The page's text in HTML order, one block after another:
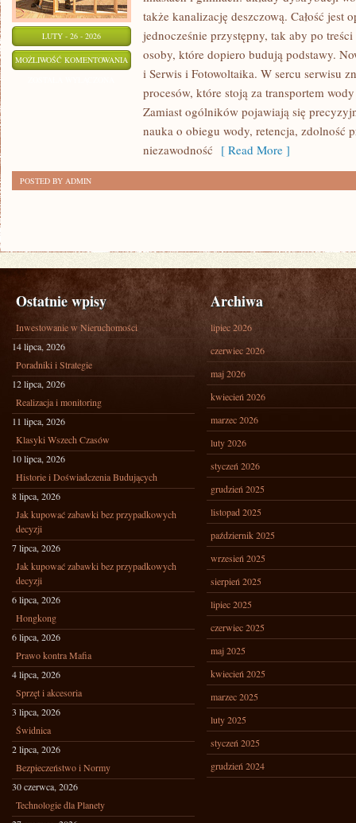
LUTY - 26 - 2026
MOŻLIWOŚĆ KOMENTOWANIA EFEKTYWNOŚĆ
ENERGETYCZNA
także kanalizację deszczową. Całość jest
jednocześnie przystępny, tak aby po
osoby, które dopiero budują podstawy.
i Serwis i Fotowoltaika. W sercu serwisu
procesów, które stoją za transportem
Zamiast ogólników pojawiają się
nauka o obiegu wody, retencja, zdolność
niezawodność [ Read More ]
POSTED BY ADMIN
Ostatnie wpisy
Inwestowanie w Nieruchomości
14 lipca, 2026
Poradniki i Strategie
12 lipca, 2026
Realizacja i monitoring
11 lipca, 2026
Klasyki Wszech Czasów
10 lipca, 2026
Historie i Doświadczenia Budujących
8 lipca, 2026
Jak kupować zabawki bez przypadkowych
decyzji
7 lipca, 2026
Jak kupować zabawki bez przypadkowych
decyzji
6 lipca, 2026
Hongkong
6 lipca, 2026
Prawo kontra Mafia
4 lipca, 2026
Sprzęt i akcesoria
3 lipca, 2026
Świdnica
2 lipca, 2026
Bezpieczeństwo i Normy
30 czerwca, 2026
Technologie dla Planety
Archiwa
lipiec 2026
czerwiec 2026
maj 2026
kwiecień 2026
marzec 2026
luty 2026
styczeń 2026
grudzień 2025
listopad 2025
październik 2025
wrzesień 2025
sierpień 2025
lipiec 2025
czerwiec 2025
maj 2025
kwiecień 2025
marzec 2025
luty 2025
styczeń 2025
grudzień 2024